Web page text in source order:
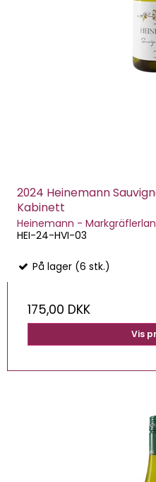
2024 Heinemann
Kabinett
Heinemann -
HEI-24-HVI-03
På lager (6 stk.)
175,00 DKK
Vis